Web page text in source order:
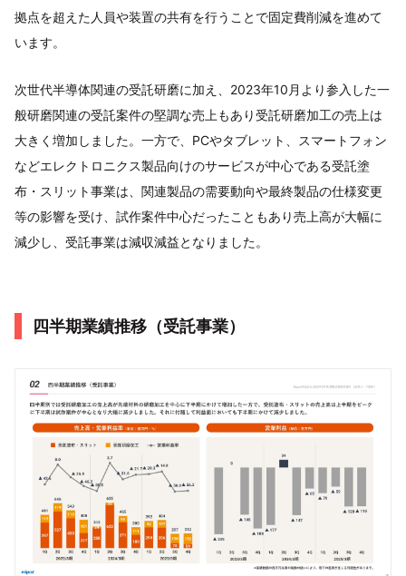
拠点を超えた人員や装置の共有を行うことで固定費削減を進めて
います。
次世代半導体関連の受託研磨に加え、2023年10月より参入した一
般研磨関連の受託案件の堅調な売上もあり受託研磨加工の売上は
大きく増加しました。一方で、PCやタブレット、スマートフォン
などエレクトロニクス製品向けのサービスが中心である受託塗
布・スリット事業は、関連製品の需要動向や最終製品の仕様変更
等の影響を受け、試作案件中心だったこともあり売上高が大幅に
減少し、受託事業は減収減益となりました。
四半期業績推移（受託事業）